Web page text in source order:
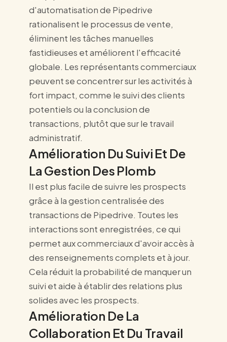
d'automatisation de Pipedrive
rationalisent le processus de vente,
éliminent les tâches manuelles
fastidieuses et améliorent l'efficacité
globale. Les représentants commerciaux
peuvent se concentrer sur les activités à
fort impact, comme le suivi des clients
potentiels ou la conclusion de
transactions, plutôt que sur le travail
administratif.
Amélioration Du Suivi Et De
La Gestion Des Plomb
Il est plus facile de suivre les prospects
grâce à la gestion centralisée des
transactions de Pipedrive. Toutes les
interactions sont enregistrées, ce qui
permet aux commerciaux d'avoir accès à
des renseignements complets et à jour.
Cela réduit la probabilité de manquer un
suivi et aide à établir des relations plus
solides avec les prospects.
Amélioration De La
Collaboration Et Du Travail